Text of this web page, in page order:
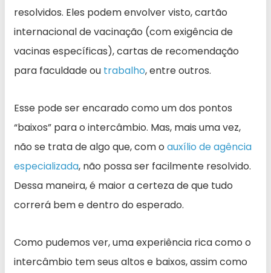
resolvidos. Eles podem envolver visto, cartão
internacional de vacinação (com exigência de
vacinas específicas), cartas de recomendação
para faculdade ou trabalho, entre outros.
Esse pode ser encarado como um dos pontos
“baixos” para o intercâmbio. Mas, mais uma vez,
não se trata de algo que, com o auxílio de agência
especializada, não possa ser facilmente resolvido.
Dessa maneira, é maior a certeza de que tudo
correrá bem e dentro do esperado.
Como pudemos ver, uma experiência rica como o
intercâmbio tem seus altos e baixos, assim como